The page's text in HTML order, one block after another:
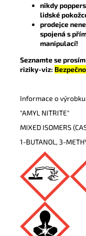
nikdy
lidské
prodejce
spojená s
manipulací!
Seznamte se
riziky-viz:
Informace o
"AMYL NITRITE"
MIXED ISOMERS
1-BUTANOL, 3-